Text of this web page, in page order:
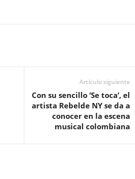
Artículo siguiente
Con su sencillo ‘Se toca’, el
artista Rebelde NY se da a
conocer en la escena
musical colombiana